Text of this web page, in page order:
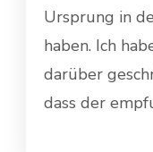
Ursprung in
haben. Ich
darüber
dass der